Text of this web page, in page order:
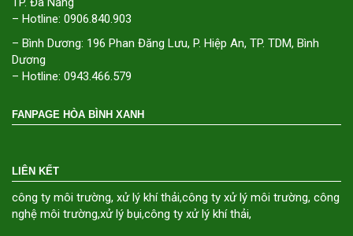
– Hotline: 0906.840.903
– Bình Dương: 196 Phan Đăng Lưu, P. Hiệp An, TP. TDM, Bình
Dương
– Hotline: 0943.466.579
FANPAGE HÒA BÌNH XANH
LIÊN KẾT
công ty môi trường, xử lý khí thải,công ty xử lý môi trường, công
nghệ môi trường,xử lý bụi,công ty xử lý khí thải,